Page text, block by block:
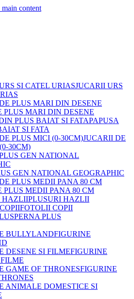
content
JUCARII URS
PLUS MARI DIN DESENE
PAPUSA
SI FATA
JUCARII DE
30CM)
GEN NATIONAL GEOGRAPHIC
PLUS MEDII PANA 80 CM
PLUSURI HAZLII
FOTOLII COPII
PERNA PLUS
FIGURINE
FIGURINE
FIGURINE